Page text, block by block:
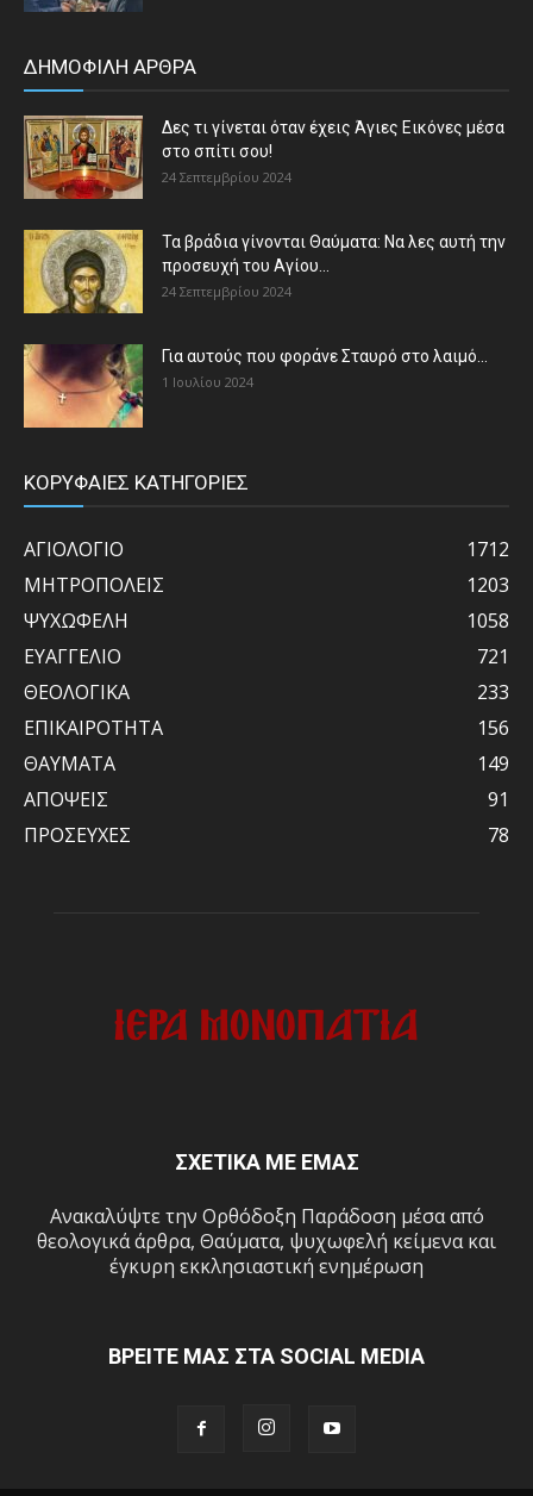
ΔΗΜΟΦΙΛΗ ΑΡΘΡΑ
Δες τι γίνεται όταν έχεις Άγιες Εικόνες μέσα
στο σπίτι σου!
24 Σεπτεμβρίου 2024
Τα βράδια γίνονται Θαύματα: Να λες αυτή την
προσευχή του Αγίου...
24 Σεπτεμβρίου 2024
Για αυτούς που φοράνε Σταυρό στο λαιμό…
1 Ιουλίου 2024
ΚΟΡΥΦΑΙΕΣ ΚΑΤΗΓΟΡΙΕΣ
ΑΓΙΟΛΟΓΙΟ
1712
ΜΗΤΡΟΠΟΛΕΙΣ
1203
ΨΥΧΩΦΕΛΗ
1058
ΕΥΑΓΓΕΛΙΟ
721
ΘΕΟΛΟΓΙΚΑ
233
ΕΠΙΚΑΙΡΟΤΗΤΑ
156
ΘΑΥΜΑΤΑ
149
ΑΠΟΨΕΙΣ
91
ΠΡΟΣΕΥΧΕΣ
78
ΣΧΕΤΙΚΑ ΜΕ ΕΜΑΣ
Ανακαλύψτε την Ορθόδοξη Παράδοση μέσα από
θεολογικά άρθρα, Θαύματα, ψυχωφελή κείμενα και
έγκυρη εκκλησιαστική ενημέρωση
ΒΡΕΙΤΕ ΜΑΣ ΣΤΑ SOCIAL MEDIA